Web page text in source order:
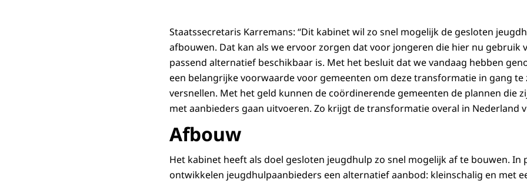
Staatssecretaris Karremans: “Dit kabinet wil zo snel mogelijk de gesloten
afbouwen. Dat kan als we ervoor zorgen dat voor jongeren die hier nu gebruik
passend alternatief beschikbaar is. Met het besluit dat we vandaag hebben
een belangrijke voorwaarde voor gemeenten om deze transformatie in gang te
versnellen. Met het geld kunnen de coördinerende gemeenten de plannen die
met aanbieders gaan uitvoeren. Zo krijgt de transformatie overal in Nederland
Afbouw
Het kabinet heeft als doel gesloten jeugdhulp zo snel mogelijk af te bouwen. In
ontwikkelen jeugdhulpaanbieders een alternatief aanbod: kleinschalig en met